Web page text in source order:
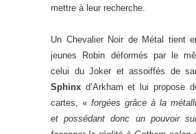
mettre à leur recherche.
Un Chevalier Noir de Métal tient
jeunes Robin déformés par le
celui du Joker et assoiffés de
Sphinx d’Arkham et lui propose
cartes, « forgées grâce à la
et possédant donc un pouvoir